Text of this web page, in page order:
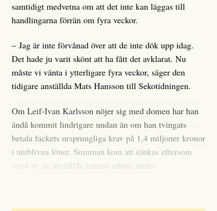
samtidigt medvetna om att det inte kan läggas till
handlingarna förrän om fyra veckor.
– Jag är inte förvånad över att de inte dök upp idag.
Det hade ju varit skönt att ha fått det avklarat. Nu
måste vi vänta i ytterligare fyra veckor, säger den
tidigare anställda Mats Hansson till Sekotidningen.
Om Leif-Ivan Karlsson nöjer sig med domen har han
ändå kommit lindrigare undan än om han tvingats
betala fackets ursprungliga krav på 1,4 miljoner kronor
i uteblivna löner. Summan kom att sänkas eftersom
vissa av de anställda kunnat arbeta under